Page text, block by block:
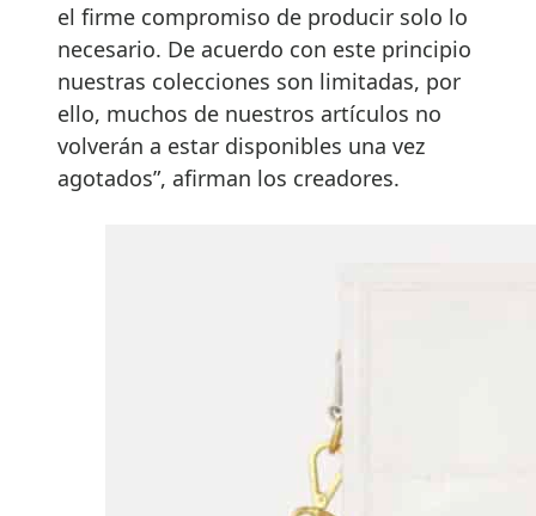
el firme compromiso de producir solo lo
necesario. De acuerdo con este principio
nuestras colecciones son limitadas, por
ello, muchos de nuestros artículos no
volverán a estar disponibles una vez
agotados”, afirman los creadores.